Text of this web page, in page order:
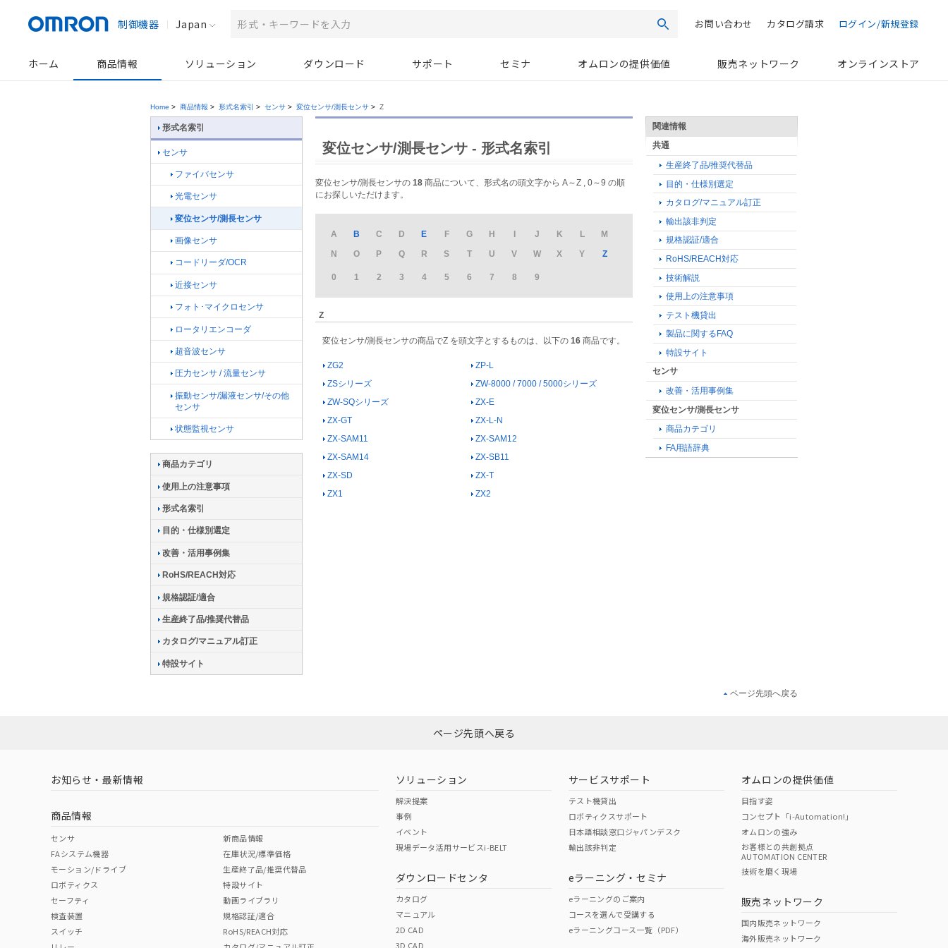
制御機器 Japan お問い合わせ カタログ請求 ログイン/新規登録
ホーム 商品情報 ソリューション ダウンロード サポート セミナ オムロンの提供価値 販売ネットワーク オンラインストア
Home > 商品情報 > 形式名索引 > センサ > 変位センサ/測長センサ > Z
変位センサ/測長センサ - 形式名索引
変位センサ/測長センサの 18 商品について、形式名の頭文字から A～Z , 0～9 の順
にお探しいただけます。
A B C D E F G H I J K L
M
N
O P Q R S T U V W X Y Z
0 1 2 3 4 5 6 7 8 9
Z
変位センサ/測長センサの商品でZ を頭文字とするものは、以下の 16 商品です。
ZG2
ZP-L
ZSシリーズ
ZW-8000 / 7000 / 5000シリーズ
ZW-SQシリーズ
ZX-E
ZX-GT
ZX-L-N
ZX-SAM11
ZX-SAM12
ZX-SAM14
ZX-SB11
ZX-SD
ZX-T
ZX1
ZX2
関連情報
共通
生産終了品/推奨代替品
目的・仕様別選定
カタログ/マニュアル訂正
輸出該非判定
規格認証/適合
RoHS/REACH対応
技術解説
使用上の注意事項
テスト機貸出
製品に関するFAQ
特設サイト
センサ
改善・活用事例集
変位センサ/測長センサ
商品カテゴリ
FA用語辞典
形式名索引
センサ
ファイバセンサ
光電センサ
変位センサ/測長センサ
画像センサ
コードリーダ/OCR
近接センサ
フォト･マイクロセンサ
ロータリエンコーダ
超音波センサ
圧力センサ / 流量センサ
振動センサ/漏液センサ/その他
センサ
状態監視センサ
商品カテゴリ
使用上の注意事項
形式名索引
目的・仕様別選定
改善・活用事例集
RoHS/REACH対応
規格認証/適合
生産終了品/推奨代替品
カタログ/マニュアル訂正
特設サイト
ページ先頭へ戻る
ページ先頭へ戻る
お知らせ・最新情報
商品情報
センサ
FAシステム機器
モーション/ドライブ
ロボティクス
セーフティ
検査装置
スイッチ
新商品情報
在庫状況/標準価格
生産終了品/推奨代替品
特設サイト
動画ライブラリ
規格認証/適合
RoHS/REACH対応
ソリューション
解決提案
事例
イベント
現場データ活用サービスi-BELT
ダウンロードセンタ
カタログ
マニュアル
2D CAD
3D CAD
サービスサポート
テスト機貸出
ロボティクスサポート
日本語相談窓口ジャパンデスク
輸出該非判定
eラーニング・セミナ
eラーニングのご案内
コースを選んで受講する
eラーニングコース一覧（PDF）
オムロンの提供価値
目指す姿
コンセプト「i-Automation!」
オムロンの強み
お客様との共創拠点
AUTOMATION CENTER
技術を磨く現場
販売ネットワーク
国内販売ネットワーク
海外販売ネットワーク